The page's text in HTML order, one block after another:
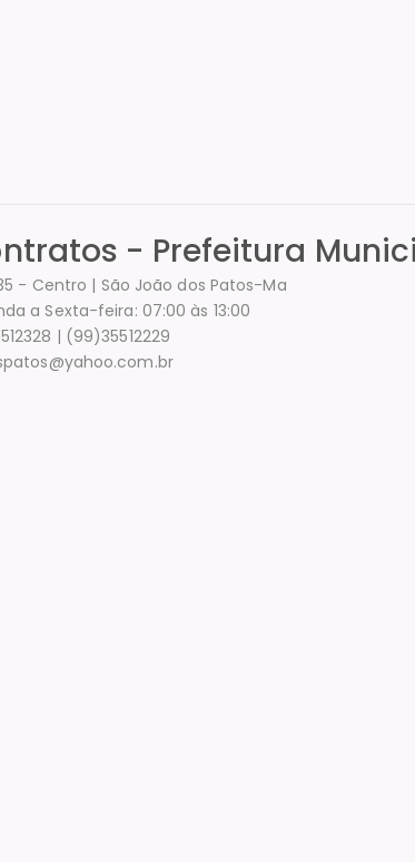
- Prefeitura
- Centro | São João dos Patos-Ma
a Sexta-feira: 07:00 às 13:00
| (99)35512229